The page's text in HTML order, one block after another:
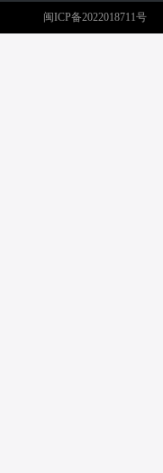
闽ICP备2022018711号